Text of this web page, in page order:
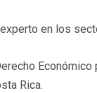
experto en los
Rica.